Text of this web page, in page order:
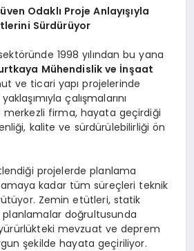
Odaklı Proje Anlayışıyla
Sürdürüyor
1998 yılından bu yana
Mühendislik ve İnşaat
ve ticari yapı projelerinde
çalışmalarını
merkezli firma, hayata geçirdiği
kalite ve sürdürülebilirliği ön
projelerde planlama
kadar tüm süreçleri teknik
Zemin etütleri, statik
doğrultusunda
mevzuat ve deprem
şekilde hayata geçiriliyor.